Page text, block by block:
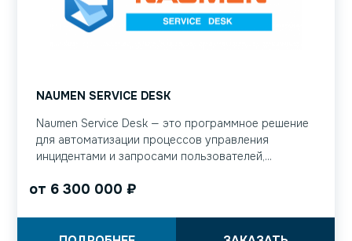
NAUMEN SERVICE DESK
Naumen Service Desk — это программное решение
для автоматизации процессов управления
инцидентами и запросами пользователей,...
от 6 300 000 ₽